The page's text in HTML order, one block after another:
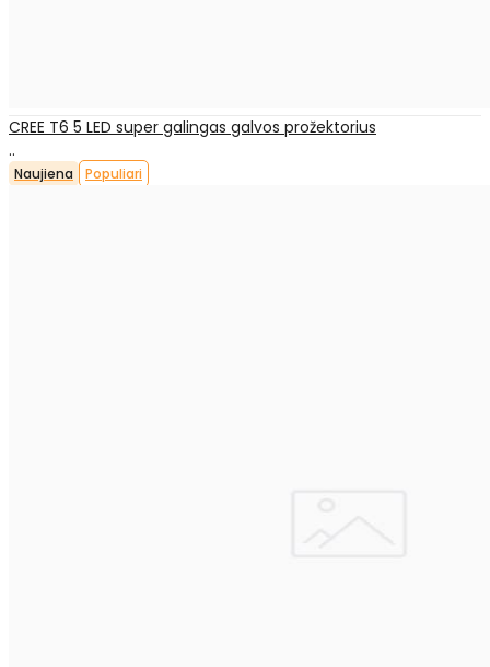
CREE T6 5 LED super galingas galvos prožektorius
..
Naujiena Populiari